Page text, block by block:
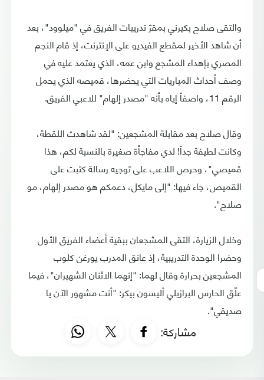
والتقى صلاح بكيرني بمقرّ تدريبات الفريق في "ميلوود"، بعد
أن شاهد الأخير لمقطع الفيديو على الإنترنت، إذ قام النجم
المصري بإهداء المشجع وابن عمه، الذي يعتمد عليه في
وصف أحداث المباريات التي يحضرها، قميصه الذي يحمل
الرقم 11، واصفاً إياه بأنه "مصدر إلهام" للاعبي الفريق.
وقال صلاح بعد مقابلة المشجعين: "لقد شاهدت اللقطة،
وكانت لطيفة جداً! لدي مفاجأة صغيرة بالنسبة لكم، هذا
قميصي"، وحرص اللاعب على توجيه رسالة كتبت على
القميص، جاء فيها: "إلى مايكل، دعمكم هو مصدر إلهام، مو
صلاح".
وخلال الزيارة، التقى المشجعان ببقية أعضاء الفريق الأول
وحضرا الوحدة التدريبية، إذ عانق المدرب يورغن كلوب
المشجعين بحرارة وقال لهما: "إنهما الاثنان الشهيران"، فيما
علّق الحارس البرازيلي أليسون بيكر: "أنت مشهور الآن يا
صديقي".
مشاركة: